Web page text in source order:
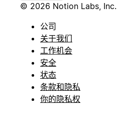
© 2026 Notion Labs, Inc.
公司
关于我们
工作机会
安全
状态
条款和隐私
你的隐私权